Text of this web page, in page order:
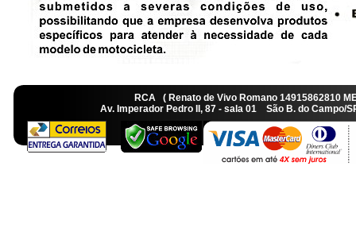
RCA ( Renato de Vivo Romano
Av. Imperador Pedro II, 87 - sala 01 São B. do